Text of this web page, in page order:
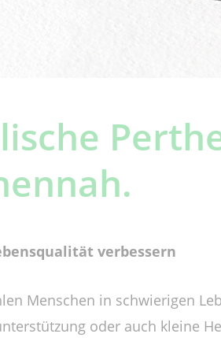
verbessern
Menschen in schwierigen
oder auch kleine